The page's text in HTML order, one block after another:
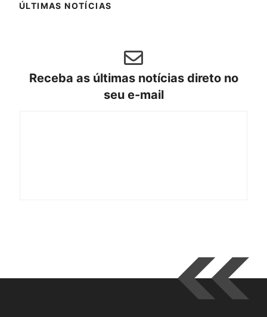
ÚLTIMAS NOTÍCIAS
Receba as últimas notícias direto no
seu e-mail